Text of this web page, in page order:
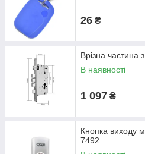
26 ₴
Врізна частина
В наявності
1 097 ₴
Кнопка виходу
7492